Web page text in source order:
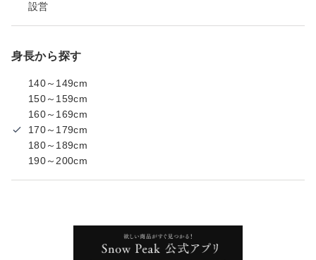
設営
身長から探す
140～149cm
150～159cm
160～169cm
170～179cm
180～189cm
190～200cm